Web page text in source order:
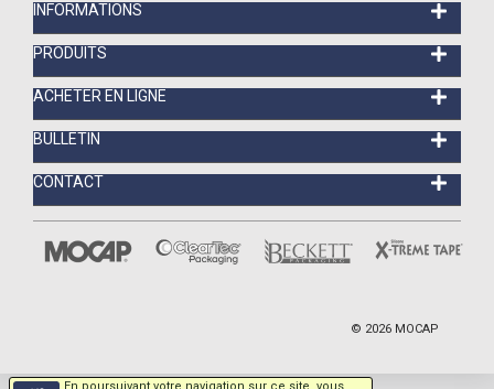
INFORMATIONS
PRODUITS
ACHETER EN LIGNE
BULLETIN
CONTACT
© 2026 MOCAP